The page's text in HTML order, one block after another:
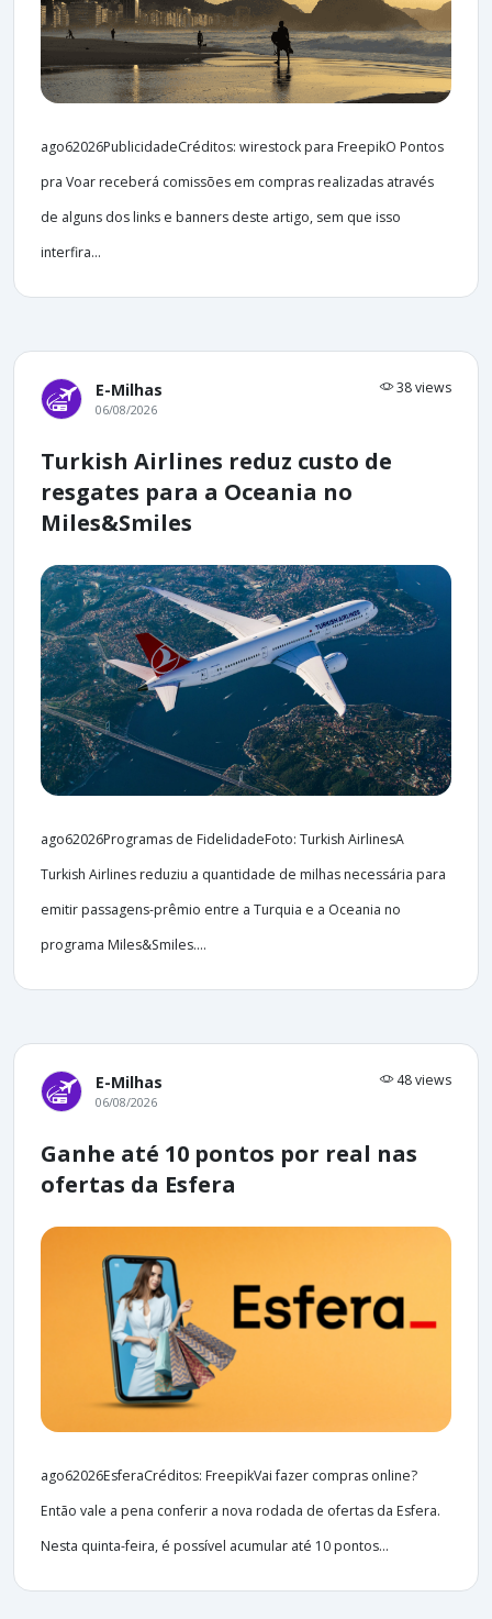
ago62026PublicidadeCréditos: wirestock para FreepikO Pontos
pra Voar receberá comissões em compras realizadas através
de alguns dos links e banners deste artigo, sem que isso
interfira...
E-Milhas 38 views
06/08/2026
Turkish Airlines reduz custo de
resgates para a Oceania no
Miles&Smiles
ago62026Programas de FidelidadeFoto: Turkish AirlinesA
Turkish Airlines reduziu a quantidade de milhas necessária para
emitir passagens-prêmio entre a Turquia e a Oceania no
programa Miles&Smiles....
E-Milhas 48 views
06/08/2026
Ganhe até 10 pontos por real nas
ofertas da Esfera
ago62026EsferaCréditos: FreepikVai fazer compras online?
Então vale a pena conferir a nova rodada de ofertas da Esfera.
Nesta quinta-feira, é possível acumular até 10 pontos...